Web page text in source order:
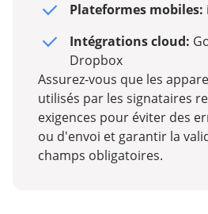
Plateformes mobiles:
Intégrations cloud:
Dropbox
Assurez-vous que les
utilisés par les signataires
exigences pour éviter des
ou d'envoi et garantir la
champs obligatoires.